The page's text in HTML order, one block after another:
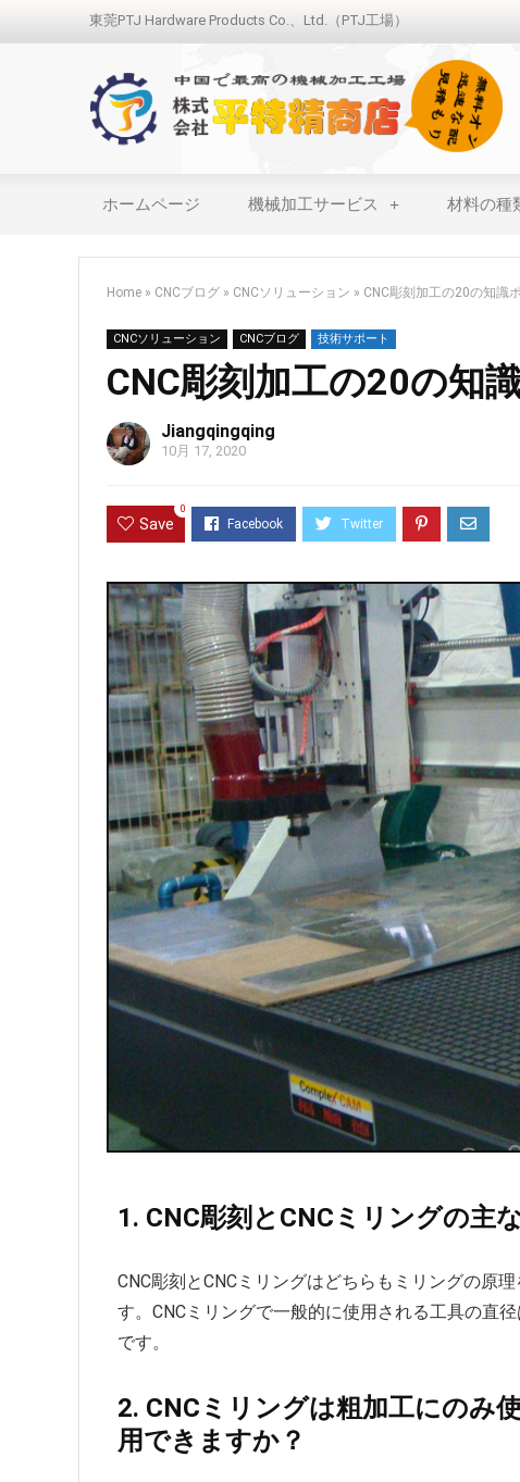
東莞PTJ Hardware Products Co.、Ltd.（PTJ工場）
ホームページ 機械加工サービス 材料の種
Home » CNCブログ » CNCソリューション » CNC彫刻加工の20の知識
CNCソリューション CNCブログ 技術サポート
CNC彫刻加工の20の知
Jiangqingqing
10月 17, 2020
Save
0
1. CNC彫刻とCNCミリングの主
CNC彫刻とCNCミリングはどちらもミリングの原
す。CNCミリングで一般的に使用される工具の直
です。
2. CNCミリングは粗加工にのみ
用できますか？